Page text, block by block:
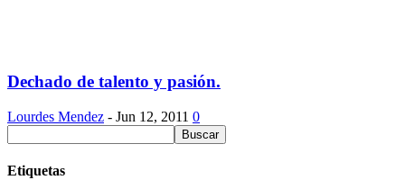
Dechado de talento y pasión.
Lourdes Mendez - Jun 12, 2011 0
Etiquetas